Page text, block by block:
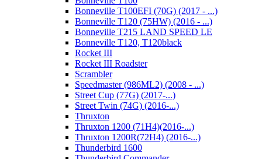
Bonneville T100EFI (70G) (2017 - ...)
Bonneville T120 (75HW) (2016 - ...)
Bonneville T215 LAND SPEED LE
Bonneville T120, T120black
Rocket III
Rocket III Roadster
Scrambler
Speedmaster (986ML2) (2008 - ...)
Street Cup (77G) (2017-...)
Street Twin (74G) (2016-...)
Thruxton
Thruxton 1200 (71H4)(2016-...)
Thruxton 1200R(72H4) (2016-...)
Thunderbird 1600